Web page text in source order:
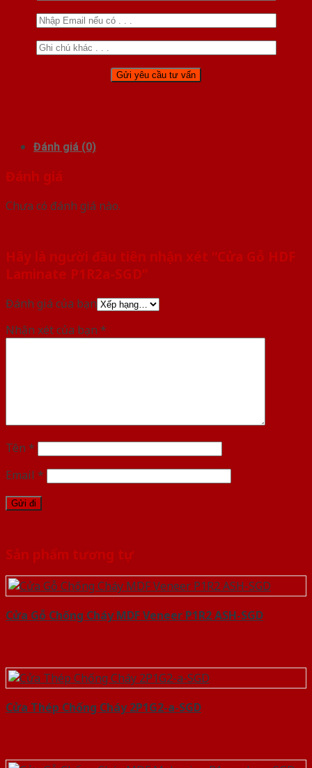
Đánh giá (0)
Đánh giá
Chưa có đánh giá nào.
Hãy là người đầu tiên nhận xét “Cửa Gỗ HDF
Laminate P1R2a-SGD”
Đánh giá của bạn
Nhận xét của bạn *
Tên *
Email *
Sản phẩm tương tự
Cửa Gỗ Chống Cháy MDF Veneer P1R2 ASH-SGD
Cửa Thép Chống Cháy 2P1G2-a-SGD